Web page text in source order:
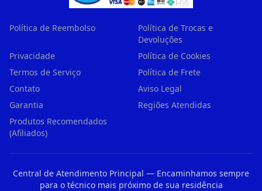
Política de Reembolso
Política de Trocas e
Devoluções
Privacidade
Política de Cookies
Termos de Serviço
Política de Frete
Contato
Aviso Legal
Garantia
Regiões Atendidas
Produtos Recomendados
(Afiliados)
Central de Atendimento Principal — Encaminhamos sempre
para o técnico mais próximo de sua residência